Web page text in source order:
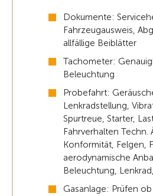
Dokumente:
Fahrzeugausweis,
allfällige Beiblätter
Tachometer:
Beleuchtung
Probefahrt:
Lenkradstellung,
Spurtreue, Starter,
Fahrverhalten Techn.
Konformität, Felgen,
aerodynamische
Beleuchtung,
Gasanlage: Prüfen